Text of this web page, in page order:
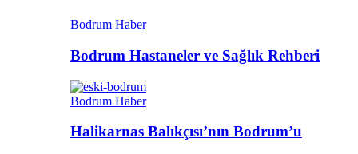
Bodrum Haber
Bodrum Hastaneler ve Sağlık Rehberi
Bodrum Haber
Halikarnas Balıkçısı’nın Bodrum’u